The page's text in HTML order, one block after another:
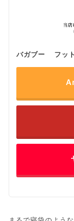
バガブー フッ